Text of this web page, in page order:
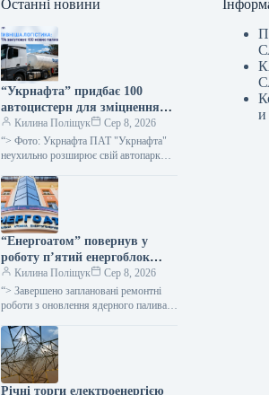
Останні новини
“Укрнафта” придбає 100
автоцистерн для зміцнення
безпеки доставки палива
Килина Поліщук
Сер 8, 2026
“> Фото: Укрнафта ПАТ "Укрнафта"
неухильно розширює свій автопарк
забезпечення пальним по всій території
держави, проінформувала…
“Енергоатом” повернув у
роботу п’ятий енергоблок
після планового технічного
обслуговування.
Килина Поліщук
Сер 8, 2026
“> Завершено заплановані ремонтні
роботи з оновлення ядерного палива
електростанцій, а також технічне
обслуговування двох…
Річні торги електроенергією
и